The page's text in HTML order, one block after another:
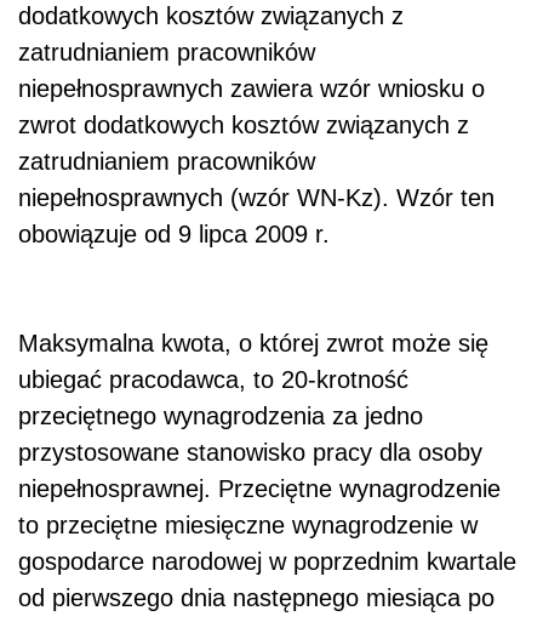
dodatkowych kosztów związanych z
zatrudnianiem pracowników
niepełnosprawnych zawiera wzór wniosku o
zwrot dodatkowych kosztów związanych z
zatrudnianiem pracowników
niepełnosprawnych (wzór WN-Kz). Wzór ten
obowiązuje od 9 lipca 2009 r.
Maksymalna kwota, o której zwrot może się
ubiegać pracodawca, to 20-krotność
przeciętnego wynagrodzenia za jedno
przystosowane stanowisko pracy dla osoby
niepełnosprawnej. Przeciętne wynagrodzenie
to przeciętne miesięczne wynagrodzenie w
gospodarce narodowej w poprzednim kwartale
od pierwszego dnia następnego miesiąca po